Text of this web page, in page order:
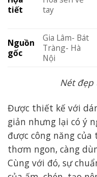
tiết
tay
Nguồn
gốc
Gia Lâm- Bát
Tràng- Hà
Nội
Nét đẹp
Được thiết kế với
giản nhưng lại có ý
được công năng
thơm ngon, càng
Cùng với đó, sự